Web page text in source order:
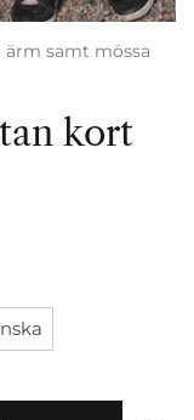
samt mössa
kort